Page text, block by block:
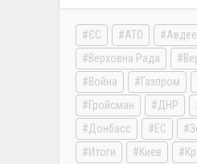
ЄС АТО
Верховна Рада
Война
Газпром
Гройсман
ДНР
Донбасс
ЕС
Итоги
Киев